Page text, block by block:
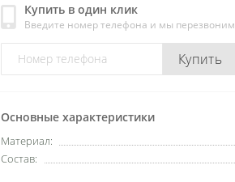
Купить в один клик
Введите номер телефона и мы перезвоним
Купить
Основные характеристики
Материал:
Состав: